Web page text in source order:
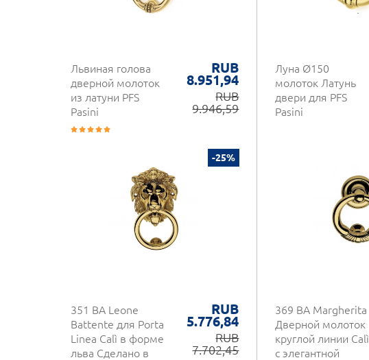
Львиная голова
дверной молоток
из латуни PFS
Pasini
RUB
8.951,94
RUB
9.946,59
Луна Ø150
молоток Латунь
двери для PFS
Pasini
-25%
351 BA Leone
Battente для Porta
Linea Calì в форме
льва Сделано в
RUB
5.776,84
RUB
7.702,45
369 BA Margherita
Дверной молоток
круглой линии Calì
с элегантной